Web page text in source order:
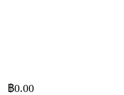
฿0.00